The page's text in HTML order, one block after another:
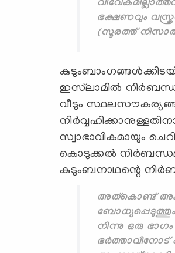
ഭക്ഷണവും
(സൂരത്ത്
ഇസ്‍ലാമില്‍
വീടും
സ്വാഭാവികമായും
കൊടുക്കല്‍
കുടുംബനാഥന്റെ
അത്കൊണ്ട്
നിന്നു ഒരു ഭാഗം